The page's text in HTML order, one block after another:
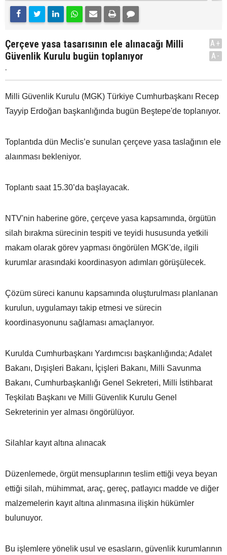
Çerçeve yasa tasarısının ele alınacağı Milli
Güvenlik Kurulu bugün toplanıyor
.
A+
A-
Milli Güvenlik Kurulu (MGK) Türkiye Cumhurbaşkanı Recep
Tayyip Erdoğan başkanlığında bugün Beştepe'de toplanıyor.
Toplantıda dün Meclis’e sunulan çerçeve yasa taslağının ele
alaınması bekleniyor.
Toplantı saat 15.30’da başlayacak.
NTV'nin haberine göre, çerçeve yasa kapsamında, örgütün
silah bırakma sürecinin tespiti ve teyidi hususunda yetkili
makam olarak görev yapması öngörülen MGK'de, ilgili
kurumlar arasındaki koordinasyon adımları görüşülecek.
Çözüm süreci kanunu kapsamında oluşturulması planlanan
kurulun, uygulamayı takip etmesi ve sürecin
koordinasyonunu sağlaması amaçlanıyor.
Kurulda Cumhurbaşkanı Yardımcısı başkanlığında; Adalet
Bakanı, Dışişleri Bakanı, İçişleri Bakanı, Milli Savunma
Bakanı, Cumhurbaşkanlığı Genel Sekreteri, Milli İstihbarat
Teşkilatı Başkanı ve Milli Güvenlik Kurulu Genel
Sekreterinin yer alması öngörülüyor.
Silahlar kayıt altına alınacak
Düzenlemede, örgüt mensuplarının teslim ettiği veya beyan
ettiği silah, mühimmat, araç, gereç, patlayıcı madde ve diğer
malzemelerin kayıt altına alınmasına ilişkin hükümler
bulunuyor.
Bu işlemlere yönelik usul ve esasların, güvenlik kurumlarının